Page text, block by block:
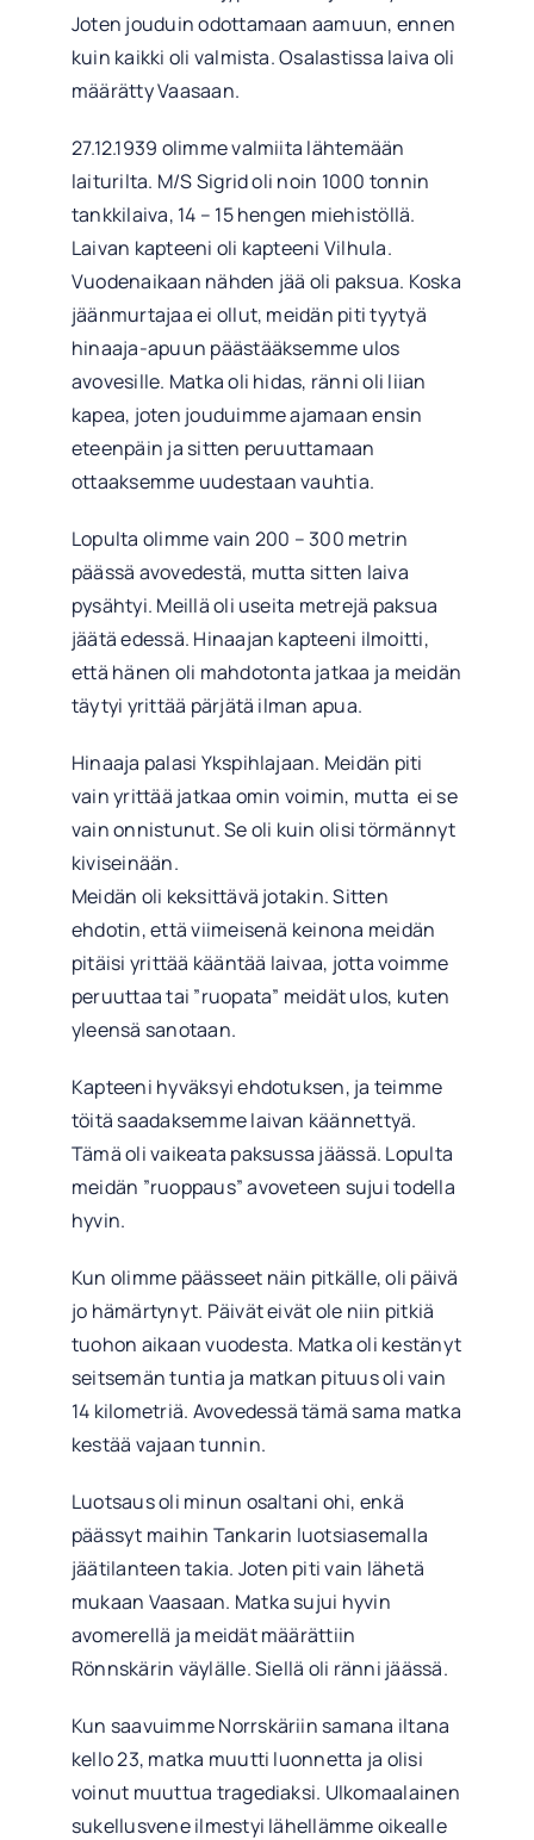
Joten jouduin odottamaan aamuun, ennen
kuin kaikki oli valmista. Osalastissa laiva oli
määrätty Vaasaan.
27.12.1939 olimme valmiita lähtemään
laiturilta. M/S Sigrid oli noin 1000 tonnin
tankkilaiva, 14 – 15 hengen miehistöllä.
Laivan kapteeni oli kapteeni Vilhula.
Vuodenaikaan nähden jää oli paksua. Koska
jäänmurtajaa ei ollut, meidän piti tyytyä
hinaaja-apuun päästääksemme ulos
avovesille. Matka oli hidas, ränni oli liian
kapea, joten jouduimme ajamaan ensin
eteenpäin ja sitten peruuttamaan
ottaaksemme uudestaan vauhtia.
Lopulta olimme vain 200 – 300 metrin
päässä avovedestä, mutta sitten laiva
pysähtyi. Meillä oli useita metrejä paksua
jäätä edessä. Hinaajan kapteeni ilmoitti,
että hänen oli mahdotonta jatkaa ja meidän
täytyi yrittää pärjätä ilman apua.
Hinaaja palasi Ykspihlajaan. Meidän piti
vain yrittää jatkaa omin voimin, mutta ei se
vain onnistunut. Se oli kuin olisi törmännyt
kiviseinään.
Meidän oli keksittävä jotakin. Sitten
ehdotin, että viimeisenä keinona meidän
pitäisi yrittää kääntää laivaa, jotta voimme
peruuttaa tai ”ruopata” meidät ulos, kuten
yleensä sanotaan.
Kapteeni hyväksyi ehdotuksen, ja teimme
töitä saadaksemme laivan käännettyä.
Tämä oli vaikeata paksussa jäässä. Lopulta
meidän ”ruoppaus” avoveteen sujui todella
hyvin.
Kun olimme päässeet näin pitkälle, oli päivä
jo hämärtynyt. Päivät eivät ole niin pitkiä
tuohon aikaan vuodesta. Matka oli kestänyt
seitsemän tuntia ja matkan pituus oli vain
14 kilometriä. Avovedessä tämä sama matka
kestää vajaan tunnin.
Luotsaus oli minun osaltani ohi, enkä
päässyt maihin Tankarin luotsiasemalla
jäätilanteen takia. Joten piti vain lähetä
mukaan Vaasaan. Matka sujui hyvin
avomerellä ja meidät määrättiin
Rönnskärin väylälle. Siellä oli ränni jäässä.
Kun saavuimme Norrskäriin samana iltana
kello 23, matka muutti luonnetta ja olisi
voinut muuttua tragediaksi. Ulkomaalainen
sukellusvene ilmestyi lähellämme oikealle